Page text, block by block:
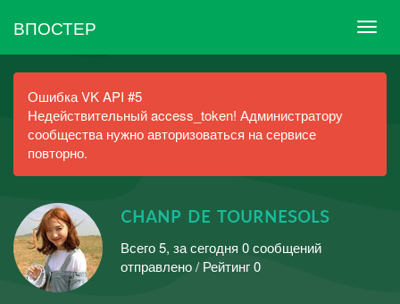
ВПОСТЕР
Ошибка VK API #5
Недействительный access_token! Администратору
сообщества нужно авторизоваться на сервисе
повторно.
ᴄʜᴀɴᴘ ᴅᴇ ᴛᴏᴜʀɴᴇsᴏʟs
Всего 5, за сегодня 0 сообщений
отправлено / Рейтинг 0